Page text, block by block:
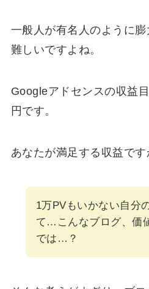
一般人が有名人のように
難しいですよね。
Googleアドセンスの収益
円です。
あなたが満足する収益です
1万PVもいかない自分
て…こんなブログ、価
では…？